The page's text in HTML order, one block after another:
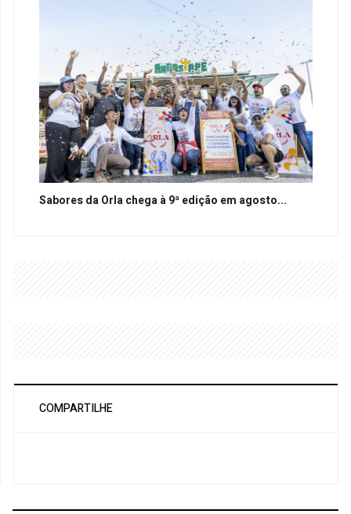
Sabores da Orla chega à 9ª edição em agosto...
COMPARTILHE